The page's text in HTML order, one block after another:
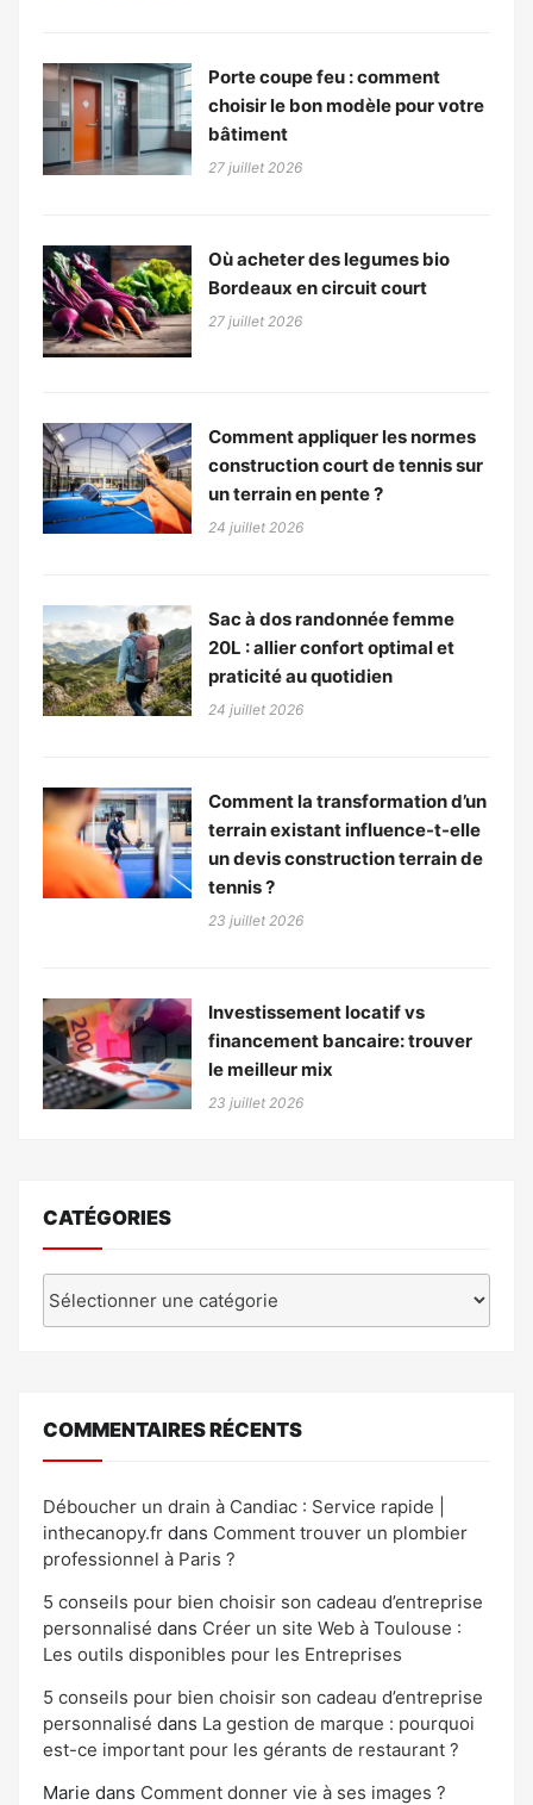
Porte coupe feu : comment
choisir le bon modèle pour votre
bâtiment
27 juillet 2026
Où acheter des legumes bio
Bordeaux en circuit court
27 juillet 2026
Comment appliquer les normes
construction court de tennis sur
un terrain en pente ?
24 juillet 2026
Sac à dos randonnée femme
20L : allier confort optimal et
praticité au quotidien
24 juillet 2026
Comment la transformation d’un
terrain existant influence-t-elle
un devis construction terrain de
tennis ?
23 juillet 2026
Investissement locatif vs
financement bancaire: trouver
le meilleur mix
23 juillet 2026
CATÉGORIES
COMMENTAIRES RÉCENTS
Déboucher un drain à Candiac : Service rapide |
inthecanopy.fr dans Comment trouver un plombier
professionnel à Paris ?
5 conseils pour bien choisir son cadeau d’entreprise
personnalisé dans Créer un site Web à Toulouse :
Les outils disponibles pour les Entreprises
5 conseils pour bien choisir son cadeau d’entreprise
personnalisé dans La gestion de marque : pourquoi
est-ce important pour les gérants de restaurant ?
Marie dans Comment donner vie à ses images ?